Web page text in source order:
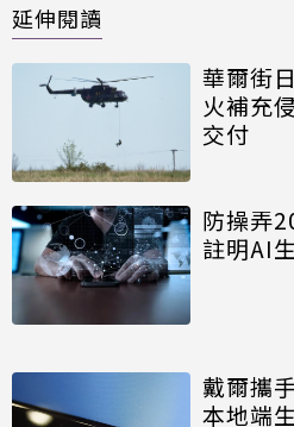
延伸閱讀
華爾街
火補充
交付
防操弄
註明AI
戴爾攜
本地端